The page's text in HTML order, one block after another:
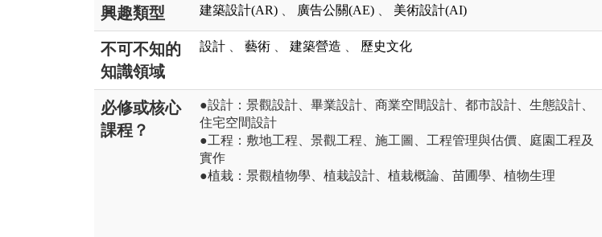
興趣類型 建築設計(AR) 廣告公關(AE) 美術設計(AI)
不可不知的
知識領域
設計 藝術 建築營造 歷史文化
必修或核心
課程？
●設計：景觀設計、畢業設計、商業空間設計、都市設計、生態設計、
住宅空間設計
●工程：敷地工程、景觀工程、施工圖、工程管理與估價、庭園工程及
實作
●植栽：景觀植物學、植栽設計、植栽概論、苗圃學、植物生理